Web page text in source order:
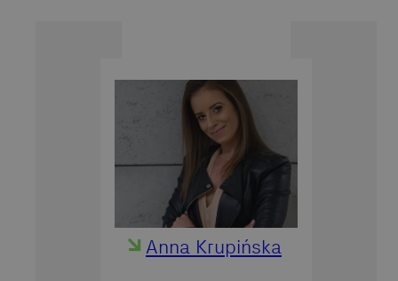
Anna Krupińska